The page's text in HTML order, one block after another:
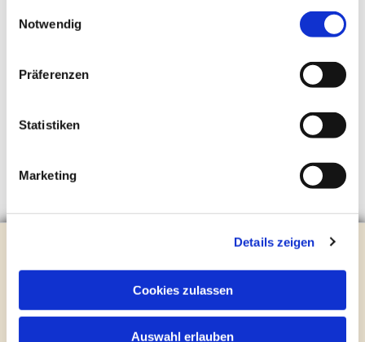
Notwendig
Präferenzen
Statistiken
Marketing
Details zeigen
Cookies zulassen
Auswahl erlauben
Evangelische Kirchengemeinde Steinhagen
0 52 04 / 36 28
Mail:
Newsletter abonnieren